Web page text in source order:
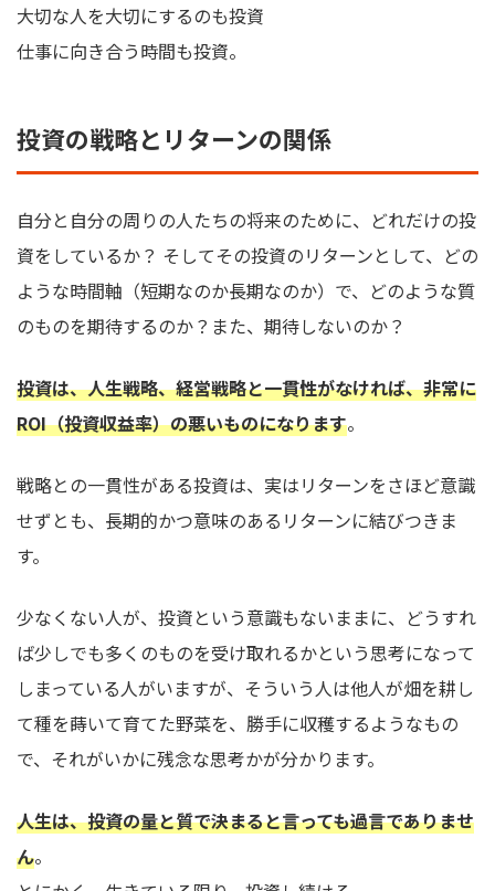
大切な人を大切にするのも投資
仕事に向き合う時間も投資。
投資の戦略とリターンの関係
自分と自分の周りの人たちの将来のために、どれだけの投
資をしているか？ そしてその投資のリターンとして、どの
ような時間軸（短期なのか長期なのか）で、どのような質
のものを期待するのか？また、期待しないのか？
投資は、人生戦略、経営戦略と一貫性がなければ、非常に
ROI（投資収益率）の悪いものになります。
戦略との一貫性がある投資は、実はリターンをさほど意識
せずとも、長期的かつ意味のあるリターンに結びつきま
す。
少なくない人が、投資という意識もないままに、どうすれ
ば少しでも多くのものを受け取れるかという思考になって
しまっている人がいますが、そういう人は他人が畑を耕し
て種を蒔いて育てた野菜を、勝手に収穫するようなもの
で、それがいかに残念な思考かが分かります。
人生は、投資の量と質で決まると言っても過言でありませ
ん。